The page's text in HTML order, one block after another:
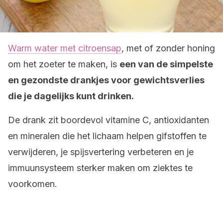
Warm water met citroensap, met of zonder honing
om het zoeter te maken, is een van de simpelste
en gezondste drankjes voor gewichtsverlies
die je dagelijks kunt drinken.
De drank zit boordevol vitamine C, antioxidanten
en mineralen die het lichaam helpen gifstoffen te
verwijderen, je spijsvertering verbeteren en je
immuunsysteem sterker maken om ziektes te
voorkomen.